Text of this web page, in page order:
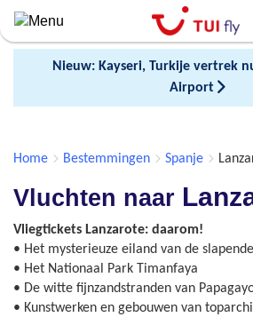
Skip
to
main
Nieuw: Kayseri, Turkije vertrek
Airport
Home Bestemmingen Spanje
Vluchten naar
Vliegtickets Lanzarote: daarom!
• Het mysterieuze eiland van de
• Het Nationaal Park Timanfaya
• De witte fijnzandstranden van
• Kunstwerken en gebouwen van